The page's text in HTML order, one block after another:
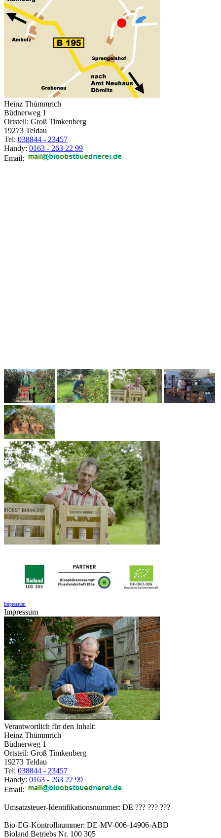
Heinz Thümmrich
Büdnerweg 1
Ortsteil: Groß Timkenberg
19273 Teldau
Tel: 038844 - 23457
Handy: 0163 - 263 22 99
Email:
Impressum
Impressum
Verantwortlich für den Inhalt:
Heinz Thümmrich
Büdnerweg 1
Ortsteil: Groß Timkenberg
19273 Teldau
Tel: 038844 - 23457
Handy: 0163 - 263 22 99
Email:
Umsatzsteuer-Identifikationsnummer: DE ??? ??? ???
Bio-EG-Kontrollnummer: DE-MV-006-14906-ABD
Bioland Betriebs Nr. 100 305